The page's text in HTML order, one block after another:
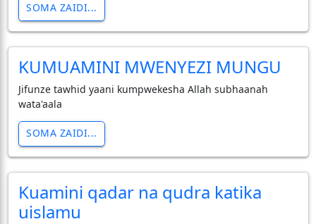
SOMA ZAIDI...
KUMUAMINI MWENYEZI MUNGU
Jifunze tawhid yaani kumpwekesha Allah subhaanah
wata'aala
SOMA ZAIDI...
Kuamini qadar na qudra katika
uislamu